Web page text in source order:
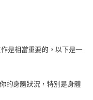
是相當重要的。以下是一
的身體狀況，特別是身體